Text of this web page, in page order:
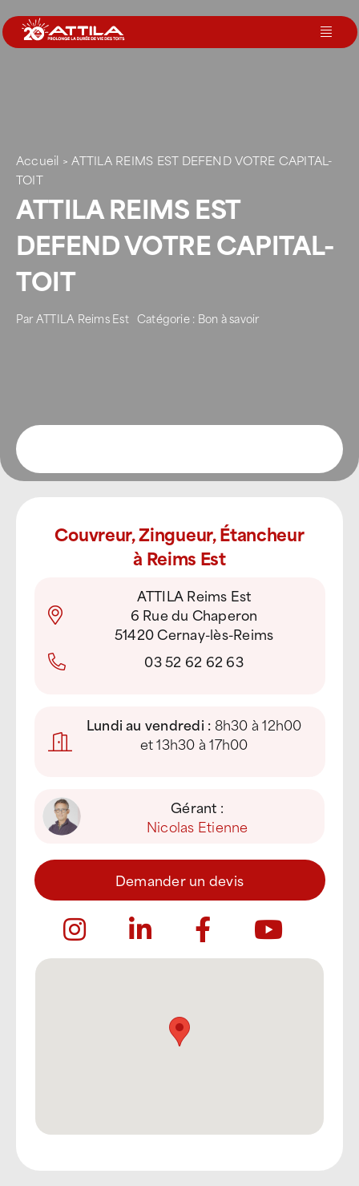
au
contenu
Nos agences
Votre toit
Accueil >ATTILA REIMS EST DEFEND VOTRE CAPITAL-
TOIT
ATTILA REIMS EST
DEFEND VOTRE CAPITAL-
TOIT
ParATTILA Reims Est Catégorie : Bon à savoir
Couvreur, Zingueur, Étancheur
à Reims Est
ATTILA Reims Est
6 Rue du Chaperon
51420 Cernay-lès-Reims
03 52 62 62 63
Lundi au vendredi : 8h30 à 12h00
et 13h30 à 17h00
Gérant :
Nicolas Etienne
Demander un devis